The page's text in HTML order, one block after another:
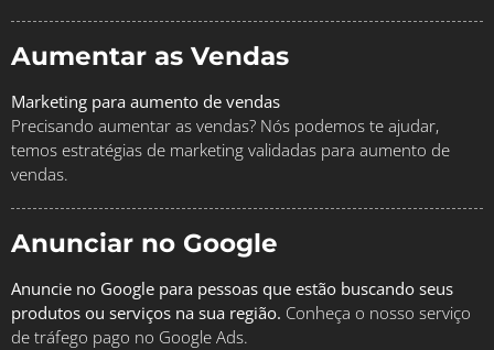
Aumentar as Vendas
Marketing para aumento de vendas
Precisando aumentar as vendas? Nós podemos te ajudar,
temos estratégias de marketing validadas para aumento de
vendas.
Anunciar no Google
Anuncie no Google para pessoas que estão buscando seus
produtos ou serviços na sua região. Conheça o nosso serviço
de tráfego pago no Google Ads.